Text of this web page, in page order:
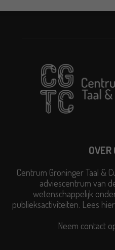
OVER
Centrum Groninger Taal &
adviescentrum van
wetenschappelijk
publieksactiviteiten. Lees
Neem contact